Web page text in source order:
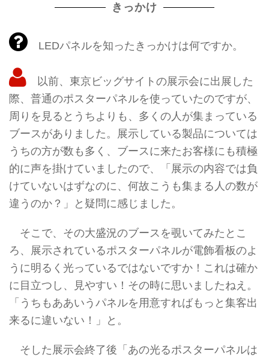
きっかけ
LEDパネルを知ったきっかけは何ですか。
以前、東京ビッグサイトの展示会に出展した
際、普通のポスターパネルを使っていたのですが、
周りを見るとうちよりも、多くの人が集まっている
ブースがありました。展示している製品については
うちの方が数も多く、ブースに来たお客様にも積極
的に声を掛けていましたので、「展示の内容では負
けていないはずなのに、何故こうも集まる人の数が
違うのか？」と疑問に感じました。
そこで、その大盛況のブースを覗いてみたとこ
ろ、展示されているポスターパネルが電飾看板のよ
うに明るく光っているではないですか！これは確か
に目立つし、見やすい！その時に思いましたねえ。
「うちもああいうパネルを用意すればもっと集客出
来るに違いない！」と。
そした展示会終了後「あの光るポスターパネルは